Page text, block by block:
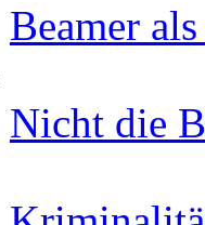
Beamer
Nicht die